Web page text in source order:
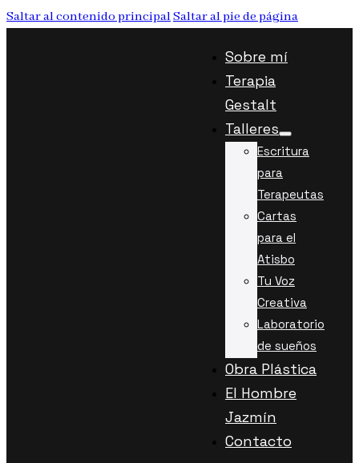
Saltar al contenido principalSaltar al pie de página
Sobre mí
Terapia
Gestalt
Talleres
Escritura
para
Terapeutas
Cartas
para el
Atisbo
Tu Voz
Creativa
Laboratorio
de sueños
Obra Plástica
El Hombre
Jazmín
Contacto